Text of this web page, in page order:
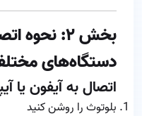
بخش ۲: نحوه
دستگاه‌های
اتصال به آیفون یا
بلوتوث را روشن کنید